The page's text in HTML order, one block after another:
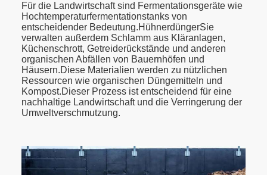
Für die Landwirtschaft sind Fermentationsgeräte wie
Hochtemperaturfermentationstanks von
entscheidender Bedeutung.HühnerdüngerSie
verwalten außerdem Schlamm aus Kläranlagen,
Küchenschrott, Getreiderückstände und anderen
organischen Abfällen von Bauernhöfen und
Häusern.Diese Materialien werden zu nützlichen
Ressourcen wie organischen Düngemitteln und
Kompost.Dieser Prozess ist entscheidend für eine
nachhaltige Landwirtschaft und die Verringerung der
Umweltverschmutzung.